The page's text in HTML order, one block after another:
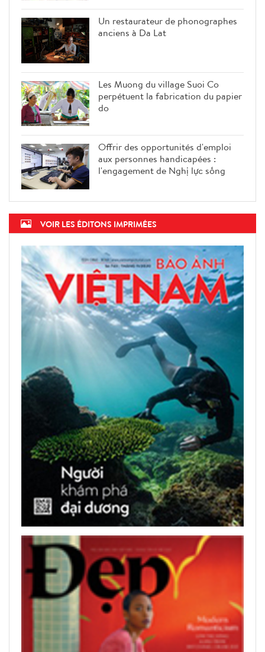
Un restaurateur de phonographes
anciens à Da Lat
Les Muong du village Suoi Co
perpétuent la fabrication du papier
do
Offrir des opportunités d'emploi
aux personnes handicapées :
l'engagement de Nghị lực sống
VOIR LES ÉDITONS IMPRIMÉES